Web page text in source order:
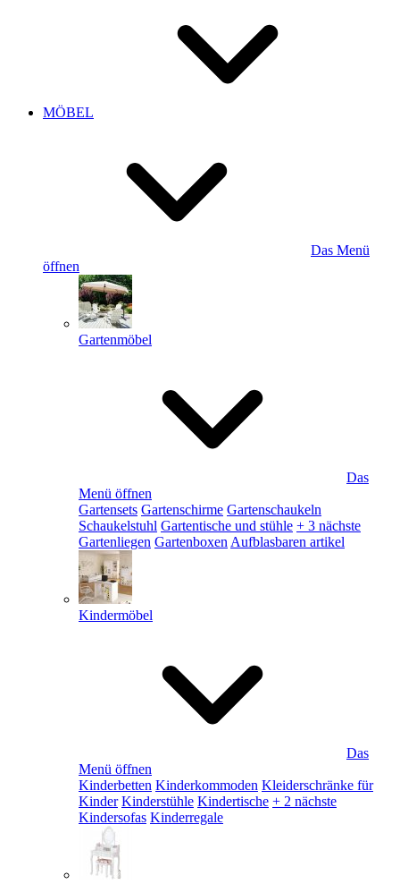
MÖBEL
Das Menü
öffnen
Gartenmöbel
Das
Menü öffnen
Gartensets Gartenschirme Gartenschaukeln
Schaukelstuhl Gartentische und stühle + 3 nächste
Gartenliegen Gartenboxen Aufblasbaren artikel
Kindermöbel
Das
Menü öffnen
Kinderbetten Kinderkommoden Kleiderschränke für
Kinder Kinderstühle Kindertische + 2 nächste
Kindersofas Kinderregale